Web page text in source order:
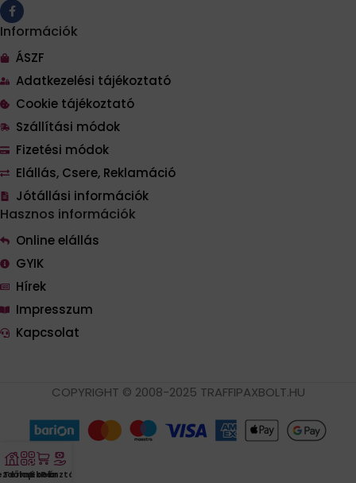
Információk
ÁSZF
Adatkezelési tájékoztató
Cookie tájékoztató
Szállítási módok
Fizetési módok
Elállás, Csere, Reklamáció
Jótállási információk
Hasznos információk
Online elállás
GYIK
Hírek
Impresszum
Kapcsolat
COPYRIGHT © 2008-2025 TRAFFIPAXBOLT.HU
Termékek
Kosár
Pénztár